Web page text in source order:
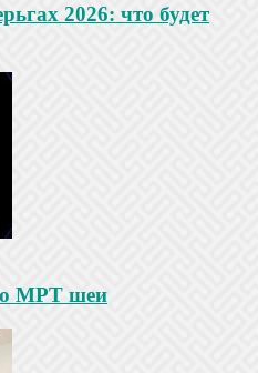
2026: что будет
МРТ шеи